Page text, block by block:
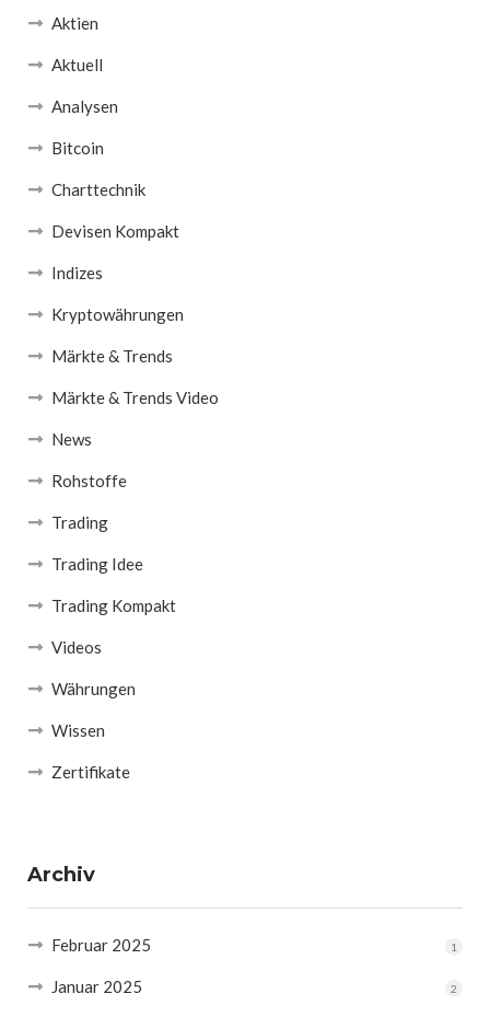
Aktien
Aktuell
Analysen
Bitcoin
Charttechnik
Devisen Kompakt
Indizes
Kryptowährungen
Märkte & Trends
Märkte & Trends Video
News
Rohstoffe
Trading
Trading Idee
Trading Kompakt
Videos
Währungen
Wissen
Zertifikate
Archiv
Februar 2025 1
Januar 2025 2